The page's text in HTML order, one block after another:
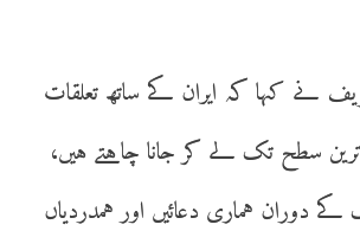
نے کہا کہ ایران کے ساتھ تعلقات
سطح تک لے کر جانا چاہتے ہیں،
کے دوران ہماری دعائیں اور ہمدردیاں